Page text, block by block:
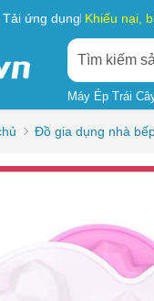
Tải ứng dụng Khiếu nại,
Máy Ép Trái
Đồ gia dụng nhà